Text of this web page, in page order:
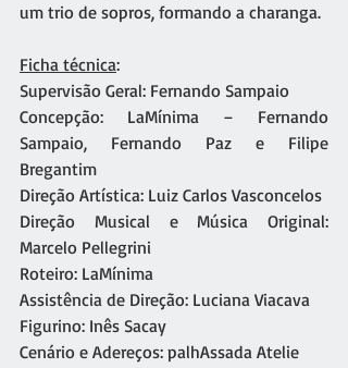
um trio de sopros, formando a charanga.
Ficha técnica:
Supervisão Geral: Fernando Sampaio
Concepção: LaMínima – Fernando
Sampaio, Fernando Paz e Filipe
Bregantim
Direção Artística: Luiz Carlos Vasconcelos
Direção Musical e Música Original:
Marcelo Pellegrini
Roteiro: LaMínima
Assistência de Direção: Luciana Viacava
Figurino: Inês Sacay
Cenário e Adereços: palhAssada Atelie